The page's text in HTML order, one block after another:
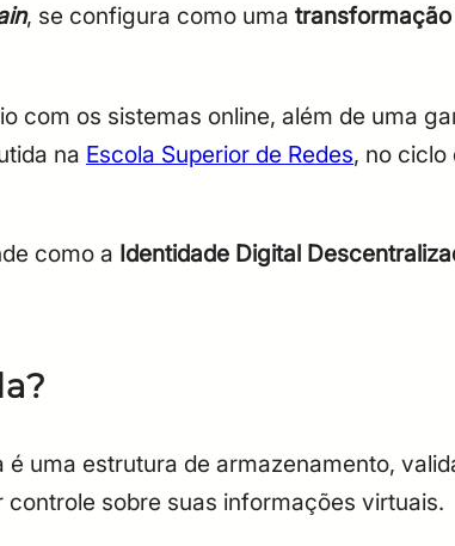
, se configura como uma
com os sistemas online, além de uma
na Escola Superior de Redes, no ciclo
como a Identidade Digital
uma estrutura de armazenamento,
sobre suas informações virtuais.